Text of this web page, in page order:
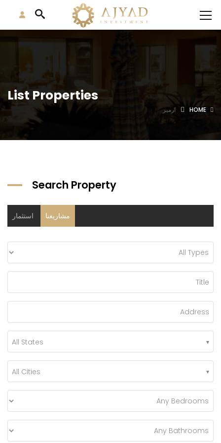
List Properties
HOME ازمير
Search Property
مشاريعنا استثمار
All States
All Cities